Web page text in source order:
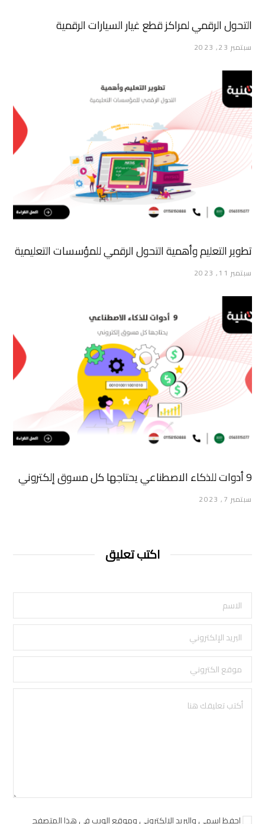
التحول الرقمي لمراكز قطع غيار السيارات الرقمية
سبتمبر 23, 2023
تطوير التعليم وأهمية التحول الرقمي للمؤسسات التعليمية
سبتمبر 11, 2023
9 أدوات للذكاء الاصطناعي يحتاجها كل مسوق إلكتروني
سبتمبر 7, 2023
اكتب تعليق
احفظ اسمي والبريد الإلكتروني وموقع الويب في هذا المتصفح